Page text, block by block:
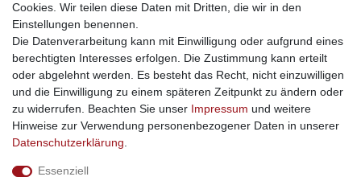
Facebook
sicher einkaufen
Sichere Bestellung und Zahlung via SSL Verschlüsselung
Cookies. Wir teilen diese Daten mit Dritten, die wir in den
Einstellungen benennen.
Die Datenverarbeitung kann mit Einwilligung oder aufgrund eines
berechtigten Interesses erfolgen. Die Zustimmung kann erteilt
oder abgelehnt werden. Es besteht das Recht, nicht einzuwilligen
und die Einwilligung zu einem späteren Zeitpunkt zu ändern oder
zu widerrufen. Beachten Sie unser Impressum und weitere
Hinweise zur Verwendung personenbezogener Daten in unserer
Daten­schutz­erklärung
Essenziell